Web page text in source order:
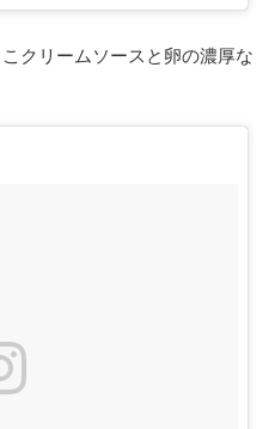
クリームソースと卵の濃厚な